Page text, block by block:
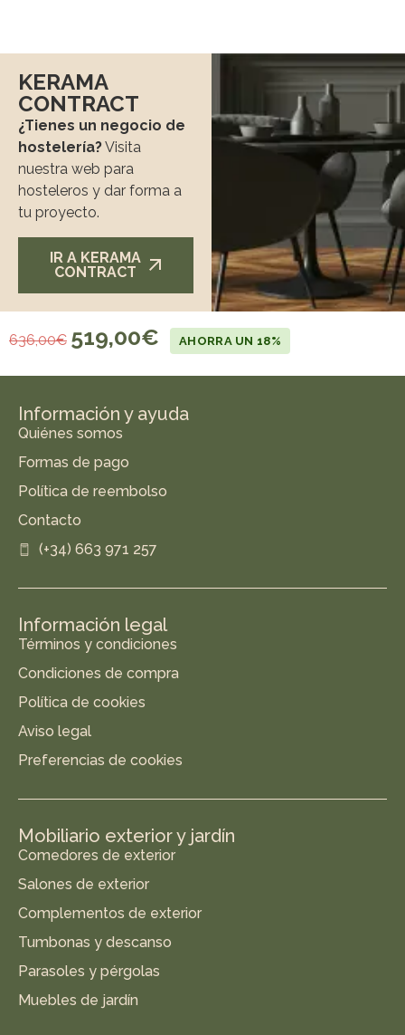
KERAMA
CONTRACT
¿Tienes un negocio de
hostelería?Visita
nuestra web para
hosteleros y dar forma a
tu proyecto.
IR A KERAMA
CONTRACT
636,00€ 519,00€ AHORRA UN 18%
Información y ayuda
Quiénes somos
Formas de pago
Política de reembolso
Contacto
(+34) 663 971 257
Información legal
Términos y condiciones
Condiciones de compra
Política de cookies
Aviso legal
Preferencias de cookies
Mobiliario exterior y jardín
Comedores de exterior
Salones de exterior
Complementos de exterior
Tumbonas y descanso
Parasoles y pérgolas
Muebles de jardín